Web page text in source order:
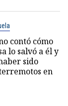
contó cómo
lo salvó a él y
sido
en